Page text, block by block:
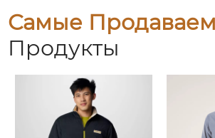
Самые
Продукты